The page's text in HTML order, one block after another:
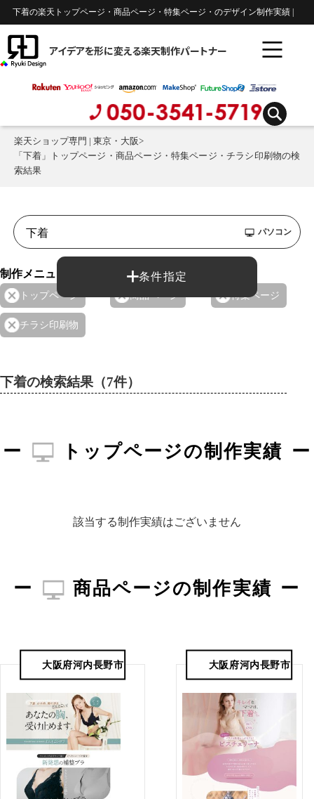
下着の楽天トップページ・商品ページ・特集ページ・のデザイン制作実績 |
アイデアを形に変える楽天制作パートナー
楽天ショップ専門 | 東京・大阪>
「下着」トップページ・商品ページ・特集ページ・チラシ印刷物の検
索結果
条件指定
パソコン
制作メニュー：
トップページ 商品ページ 特集ページ
チラシ印刷物
下着の検索結果（7件）
トップページの制作実績
該当する制作実績はございません
商品ページの制作実績
大阪府河内長野市 大阪府河内長野市